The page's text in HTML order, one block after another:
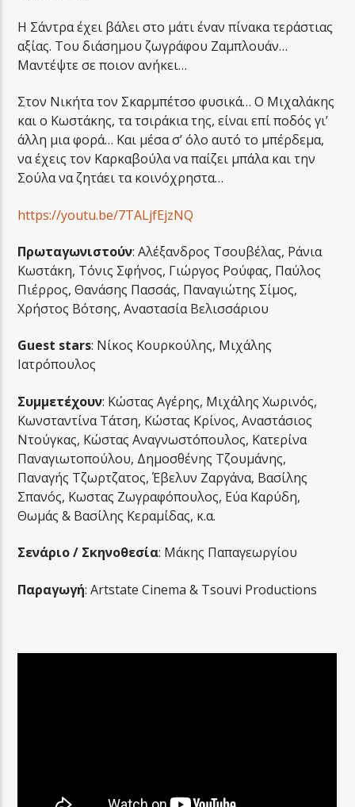
Η Σάντρα έχει βάλει στο μάτι έναν πίνακα τεράστιας
αξίας. Του διάσημου ζωγράφου Ζαμπλουάν…
Μαντέψτε σε ποιον ανήκει…
Στον Νικήτα τον Σκαρμπέτσο φυσικά… Ο Μιχαλάκης
και ο Κωστάκης, τα τσιράκια της, είναι επί ποδός γι’
άλλη μια φορά… Και μέσα σ’ όλο αυτό το μπέρδεμα,
να έχεις τον Καρκαβούλα να παίζει μπάλα και την
Σούλα να ζητάει τα κοινόχρηστα…
https://youtu.be/7TALjfEjzNQ
Πρωταγωνιστούν: Αλέξανδρος Τσουβέλας, Ράνια
Κωστάκη, Τόνις Σφήνος, Γιώργος Ρούφας, Παύλος
Πιέρρος, Θανάσης Πασσάς, Παναγιώτης Σίμος,
Χρήστος Βότσης, Αναστασία Βελισσάριου
Guest stars: Νίκος Κουρκούλης, Μιχάλης
Ιατρόπουλος
Συμμετέχουν: Κώστας Αγέρης, Μιχάλης Χωρινός,
Κωνσταντίνα Τάτση, Κώστας Κρίνος, Αναστάσιος
Ντούγκας, Κώστας Αναγνωστόπουλος, Κατερίνα
Παναγιωτοπούλου, Δημοσθένης Τζουμάνης,
Παναγής Τζωρτζατος, Έβελυν Ζαργάνα, Βασίλης
Σπανός, Κωστας Ζωγραφόπουλος, Εύα Καρύδη,
Θωμάς & Βασίλης Κεραμίδας, κ.α.
Σενάριο / Σκηνοθεσία: Μάκης Παπαγεωργίου
Παραγωγή: Artstate Cinema & Tsouvi Productions